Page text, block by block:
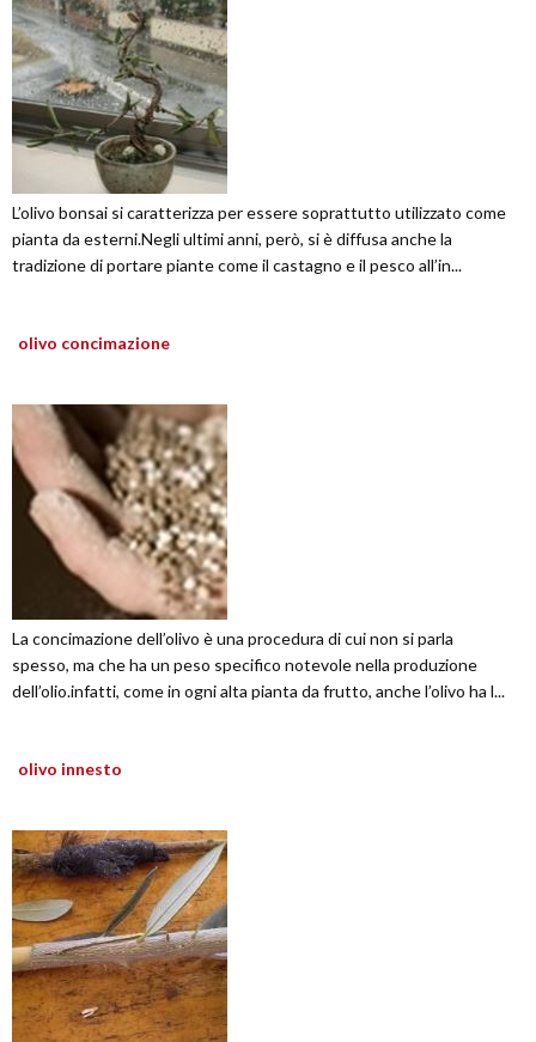
L’olivo bonsai si caratterizza per essere soprattutto utilizzato come
pianta da esterni.Negli ultimi anni, però, si è diffusa anche la
tradizione di portare piante come il castagno e il pesco all’in...
olivo concimazione
La concimazione dell’olivo è una procedura di cui non si parla
spesso, ma che ha un peso specifico notevole nella produzione
dell’olio.infatti, come in ogni alta pianta da frutto, anche l’olivo ha l...
olivo innesto